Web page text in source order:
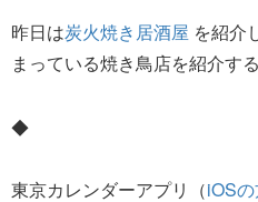
昨日は炭火焼き居酒屋 を紹介
まっている焼き鳥店を紹介する
◆
東京カレンダーアプリ（iOS